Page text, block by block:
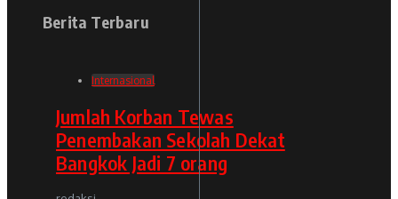
Berita Terbaru
Internasional
Jumlah Korban Tewas
Penembakan Sekolah Dekat
Bangkok Jadi 7 orang